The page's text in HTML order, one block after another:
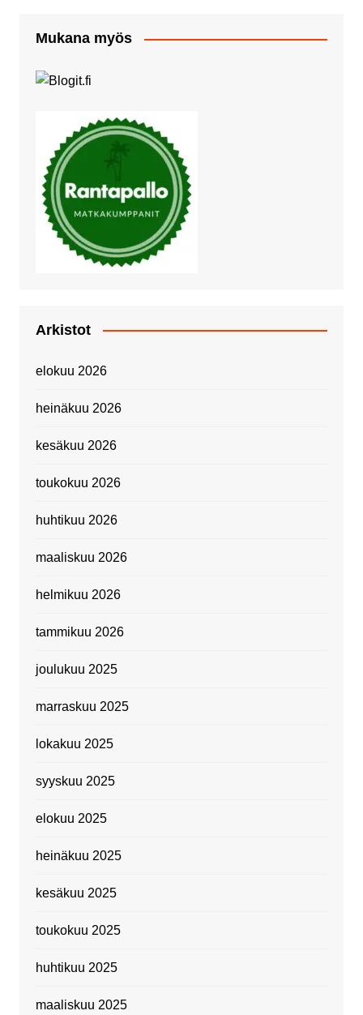
Mukana myös
Arkistot
elokuu 2026
heinäkuu 2026
kesäkuu 2026
toukokuu 2026
huhtikuu 2026
maaliskuu 2026
helmikuu 2026
tammikuu 2026
joulukuu 2025
marraskuu 2025
lokakuu 2025
syyskuu 2025
elokuu 2025
heinäkuu 2025
kesäkuu 2025
toukokuu 2025
huhtikuu 2025
maaliskuu 2025